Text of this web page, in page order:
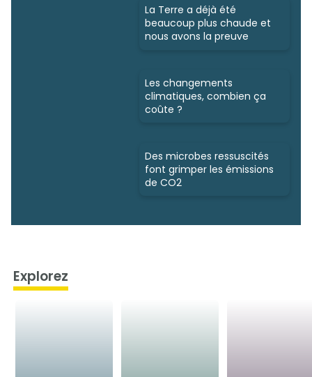
La Terre a déjà été
beaucoup plus chaude et
nous avons la preuve
Les changements
climatiques, combien ça
coûte ?
Des microbes ressuscités
font grimper les émissions
de CO2
Explorez